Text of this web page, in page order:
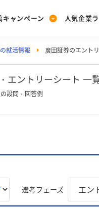
キャンペーン
Post
投稿する
人気企業
Ranking
ランキングを見る
Vote
PickUp
注目の企業特集
就活情報 廣田証券のエント
エントリーシート 一
設問・回答例
選考フェーズ